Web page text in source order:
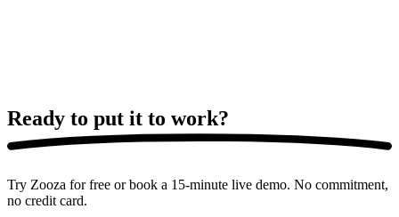
Ready to put it to work?
Try Zooza for free or book a 15-minute live demo. No commitment,
no credit card.